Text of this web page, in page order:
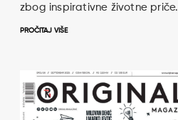
zbog inspirativne životne priče.
PROČITAJ VIŠE